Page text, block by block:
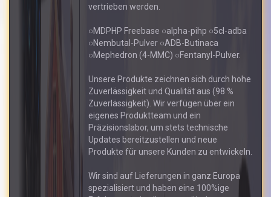
vertrieben werden.
○MDPHP Freebase ○alpha-pihp ○5cl-adba
○Nembutal-Pulver ○ADB-Butinaca
○Mephedron (4-MMC) ○Fentanyl-Pulver.
Unsere Produkte zeichnen sich durch hohe
Zuverlässigkeit und Qualität aus (98 %
Zuverlässigkeit). Wir verfügen über ein
eigenes Produktteam und ein
Präzisionslabor, um stets technische
Updates bereitzustellen und neue
Produkte für unsere Kunden zu entwickeln.
Wir sind auf Lieferungen in ganz Europa
spezialisiert und haben eine 100%ige